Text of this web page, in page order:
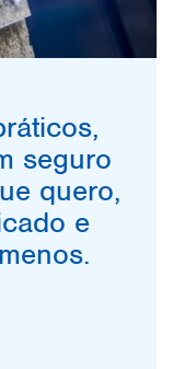
seguro
quero,
e